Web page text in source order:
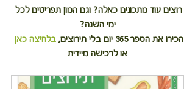
רוצים עוד מתכונים כאלה? וגם המון תפריטים לכל
ימי השנה?
הכירו את הספר 365 יום בלי תירוצים,
בלחיצה כאן
או לרכישה מיידית